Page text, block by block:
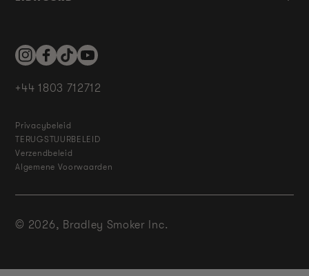
InstagramFacebookTikTokYouTube
+44 1803 712712
Privacybeleid
TERUGSTUURBELEID
Verzendbeleid
Algemene Voorwaarden
© 2026, Bradley Smoker Inc.